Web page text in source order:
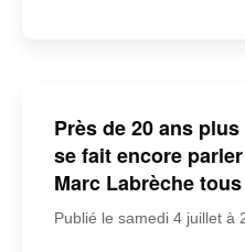
Près de 20 ans
se fait encore
Marc Labrèche
Publié le samedi 4 juillet à